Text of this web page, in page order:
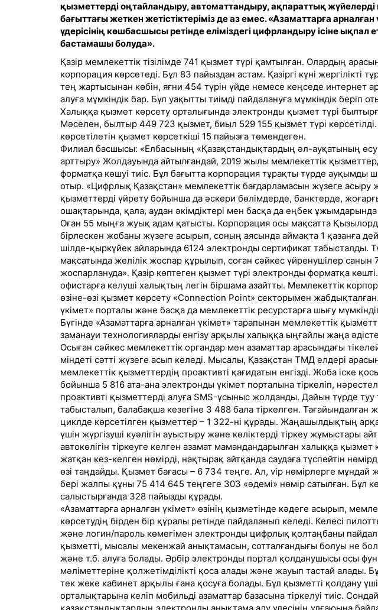
қызметтерді оңтайландыру, автоматтандыру, ақпараттық
бағыттағы жеткен жетістіктеріміз де аз емес. «Азаматтарға
үдерісінің көшбасшысы ретінде еліміздегі цифрландыру ісіне ықпал
бастамашы болуда».
Қазір мемлекеттік тізілімде 741 қызмет түрі қамтылған. Олардың
корпорация көрсетеді. Бұл 83 пайыздан астам. Қазіргі күні жергілікті
тең жартысынан көбін, яғни 454 түрін үйде немесе кеңседе интернет
алуға мүмкіндік бар. Бұл уақытты тиімді пайдалануға мүмкіндік беріп
Халыққа қызмет көрсету орталығында электронды қызмет түрі
Мәселен, былтыр 449 723 қызмет, биыл 529 155 қызмет түрі
көрсетілетін қызмет көрсеткіші 15 пайызға төмендеген.
Филиал басшысы: «Елбасының «Қазақстандықтардың әл-ауқатының
арттыру» Жолдауында айтылғандай, 2019 жылы мемлекеттік
форматқа көшуі тиіс. Бұл бағытта корпорация тұрақты түрде
отыр. «Цифрлық Қазақстан» мемлекеттік бағдарламасын жүзеге асыру
қызметтерді үйрету бойынша да әскери бөлімдерде, банктерде,
ошақтарында, қала, аудан әкімдіктері мен басқа да еңбек ұжымдарында
Оған 55 мыңға жуық адам қатысты. Корпорация осы мақсатта
бірлескен жобаны жүзеге асырып, соның аясында аймақта 1 қазанға
шілде-қыркүйек айларында 6124 электронды сертификат табысталды.
мақсатында желілік жоспар құрылып, соған сәйкес үйренушілер санын
жоспарлануда». Қазір көптеген қызмет түрі электронды форматқа
офистарға келуші халықтың легін біршама азайтты. Мемлекеттік
өзіне-өзі қызмет көрсету «Connection Point» секторымен
үкімет» порталы және басқа да мемлекеттік ресурстарға шығу
Бүгінде «Азаматтарға арналған үкімет» тарапынан мемлекеттік
заманауи технологияларды енгізу арқылы халыққа ыңғайлы жаңа
Осыған сәйкес мемлекеттік органдар мен азаматтар арасындағы
міндеті сәтті жүзеге асып келеді. Мысалы, Қазақстан ТМД елдері
мемлекеттік қызметтердің проактивті қағидатын енгізді. Жоба іске
бойынша 5 816 ата-ана электронды үкімет порталына тіркеліп,
проактивті қызметтерді алуға SMS-ұсыныс жолданды. Дайын түрде туу
табысталып, балабақша кезегіне 3 488 бала тіркелген.
циклде көрсетілген қызметтер – 1 322-ні құрады. Жаңашылдықтың
үшін жүргізуші куәлігін ауыстыру және көліктерді тіркеу жұмыстары
автокөлігін тіркеуге келген азамат мамандандарылған халыққа
жатқан кез-келген нөмірді, нақтырақ айтқанда саудаға түспейтін
өзі таңдайды. Қызмет бағасы – 6 734 теңге. Ал, vip нөмірлерге мұндай
бері жалпы құны 75 414 645 теңгеге 303 «әдемі» нөмір сатылған. Бұл
салыстырғанда 328 пайызды құрады.
«Азаматтарға арналған үкімет» өзінің қызметінде кәдеге асырып,
көрсетудің бірден бір құралы ретінде пайдаланып келеді. Келесі
және логин/пароль көмегімен электронды цифрлық қолтаңбаны
қызметті, мысалы мекенжай анықтамасын, сотталғандығы болуы не
және т.б. алуға болады. Әрбір электронды портал қолданушысы осы
мәліметтеріне қолжетімділікті қоса алады және жауып тастай алады.
тек жеке кабинет арқылы ғана қосуға болады. Бұл қызметті қолдану
орталықтарына келіп мобильді азаматтар базасына тіркелуі тиіс.